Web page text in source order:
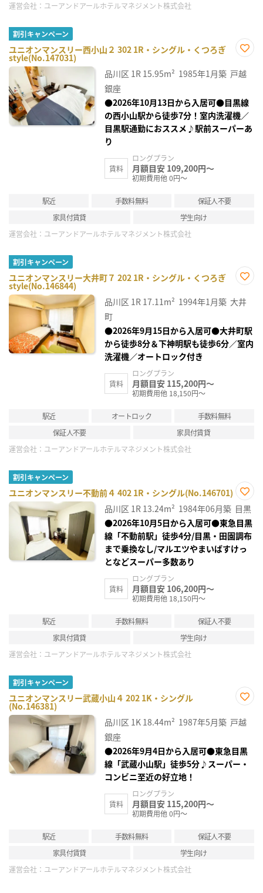
運営会社： ユーアンドアールホテルマネジメント株式会社
割引キャンペーン
ユニオンマンスリー西小山２ 302 1R・シングル・くつろぎ
style(No.147031)
に入
り登
品川区 1R 15.95m² 1985年1月築 戸越
銀座
●2026年10月13日から入居可●目黒線
の西小山駅から徒歩7分！室内洗濯機／
目黒駅通勤におススメ♪駅前スーパーあ
り
賃料
ロングプラン
月額目安 109,200円～
初期費用他 0円～
駅近 手数料無料
保証人不要
家具付賃貸
学生向け
運営会社： ユーアンドアールホテルマネジメント株式会社
割引キャンペーン
ユニオンマンスリー大井町７ 202 1R・シングル・くつろぎ
style(No.146844)
に入
り登
品川区 1R 17.11m² 1994年1月築 大井
町
●2026年9月15日から入居可●大井町駅
から徒歩8分＆下神明駅も徒歩6分／室内
洗濯機／オートロック付き
賃料
ロングプラン
月額目安 115,200円～
初期費用他 18,150円～
駅近 オートロック
手数料無料
保証人不要
家具付賃貸
運営会社： ユーアンドアールホテルマネジメント株式会社
割引キャンペーン
ユニオンマンスリー不動前４ 402 1R・シングル(No.146701)
お気
に入
り登
録
品川区 1R 13.24m² 1984年06月築 目黒
●2026年10月5日から入居可●東急目黒
線「不動前駅」徒歩4分/目黒・田園調布
まで乗換なし/マルエツやまいばすけっ
となどスーパー多数あり
賃料
ロングプラン
月額目安 106,200円～
初期費用他 18,150円～
駅近 手数料無料
保証人不要
家具付賃貸
学生向け
運営会社： ユーアンドアールホテルマネジメント株式会社
割引キャンペーン
ユニオンマンスリー武蔵小山４ 202 1K・シングル
(No.146381)
に入
り登
品川区 1K 18.44m² 1987年5月築 戸越
銀座
●2026年9月4日から入居可●東急目黒
線「武蔵小山駅」徒歩5分♪スーパー・
コンビニ至近の好立地！
賃料
ロングプラン
月額目安 115,200円～
初期費用他 0円～
駅近 手数料無料
保証人不要
家具付賃貸
学生向け
運営会社： ユーアンドアールホテルマネジメント株式会社